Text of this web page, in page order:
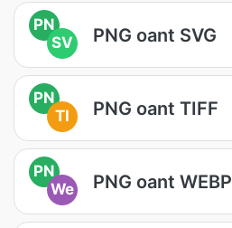
PN
SV
PNG oant SVG
PN
TI
PNG oant TIFF
PN
We
PNG oant WEBP